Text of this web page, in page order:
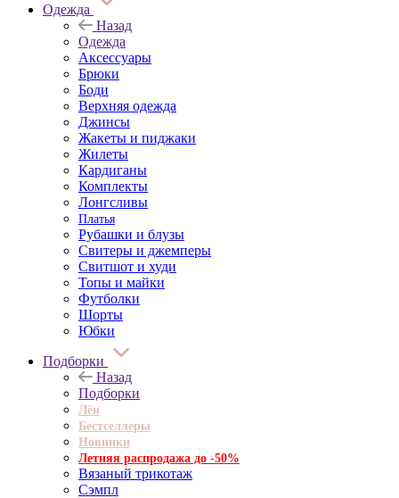
Одежда
Назад
Одежда
Аксессуары
Брюки
Боди
Верхняя одежда
Джинсы
Жакеты и пиджаки
Жилеты
Кардиганы
Комплекты
Лонгсливы
Платья
Рубашки и блузы
Свитеры и джемперы
Свитшот и худи
Топы и майки
Футболки
Шорты
Юбки
Подборки
Назад
Подборки
Лён
Бестселлеры
Новинки
Летняя распродажа до -50%
Вязаный трикотаж
Сэмпл